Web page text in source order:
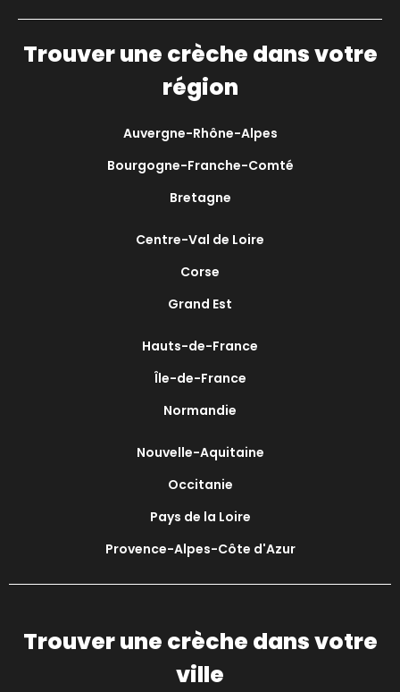
Trouver une crèche dans votre
région
Auvergne-Rhône-Alpes
Bourgogne-Franche-Comté
Bretagne
Centre-Val de Loire
Corse
Grand Est
Hauts-de-France
Île-de-France
Normandie
Nouvelle-Aquitaine
Occitanie
Pays de la Loire
Provence-Alpes-Côte d'Azur
Trouver une crèche dans votre
ville